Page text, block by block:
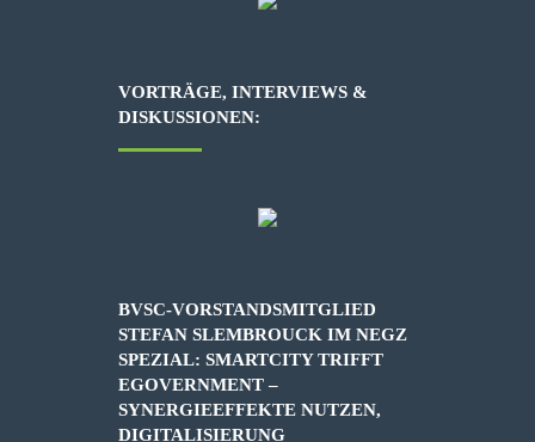
VORTRÄGE, INTERVIEWS &
DISKUSSIONEN:
BVSC-VORSTANDSMITGLIED
STEFAN SLEMBROUCK IM NEGZ
SPEZIAL: SMARTCITY TRIFFT
EGOVERNMENT –
SYNERGIEEFFEKTE NUTZEN,
DIGITALISIERUNG